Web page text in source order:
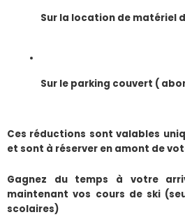
Sur la location de matériel
Sur le parking couvert (
​Ces réductions sont valables
et sont à réserver en amont de
Gagnez du temps à votre
maintenant vos cours de ski
scolaires)